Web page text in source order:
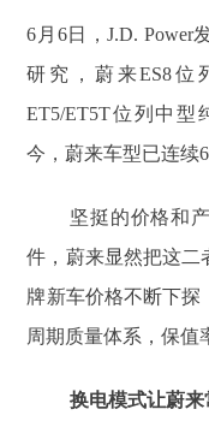
6月6日，J.D. Power
研究，蔚来ES8位
ET5/ET5T位列中型
今，蔚来车型已连续
坚挺的价格和
件，蔚来显然把这二
牌新车价格不断下探
周期质量体系，保值
换电模式让蔚